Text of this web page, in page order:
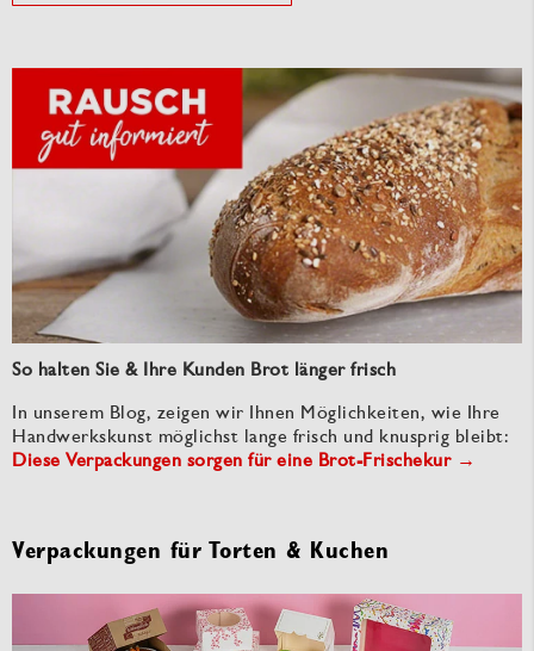
So halten Sie & Ihre Kunden Brot länger frisch
In unserem Blog, zeigen wir Ihnen Möglichkeiten, wie Ihre
Handwerkskunst möglichst lange frisch und knusprig bleibt:
Diese Verpackungen sorgen für eine Brot-Frischekur →
Verpackungen für Torten & Kuchen